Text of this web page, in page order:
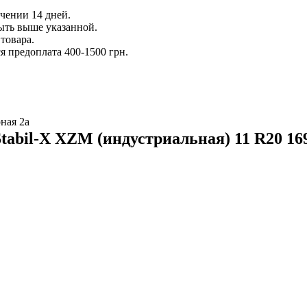
14 дней.
выше указанной.
400-1500 грн.
2а
X XZM (индустриальная) 11 R20